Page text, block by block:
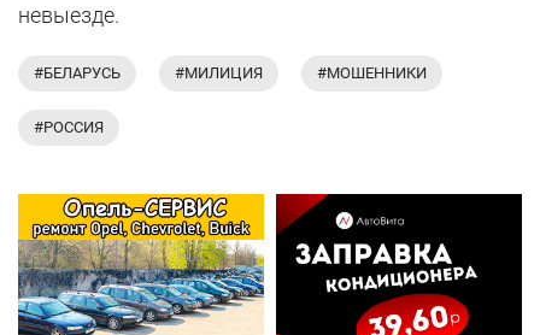
невыезде.
#БЕЛАРУСЬ #МИЛИЦИЯ #МОШЕННИКИ
#РОССИЯ